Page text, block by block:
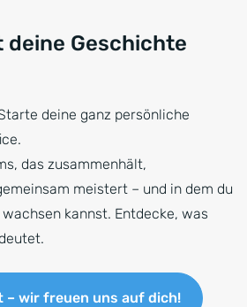
deine Geschichte
deine ganz persönliche
das zusammenhält,
meistert – und in dem du
kannst. Entdecke, was
– wir freuen uns auf dich!